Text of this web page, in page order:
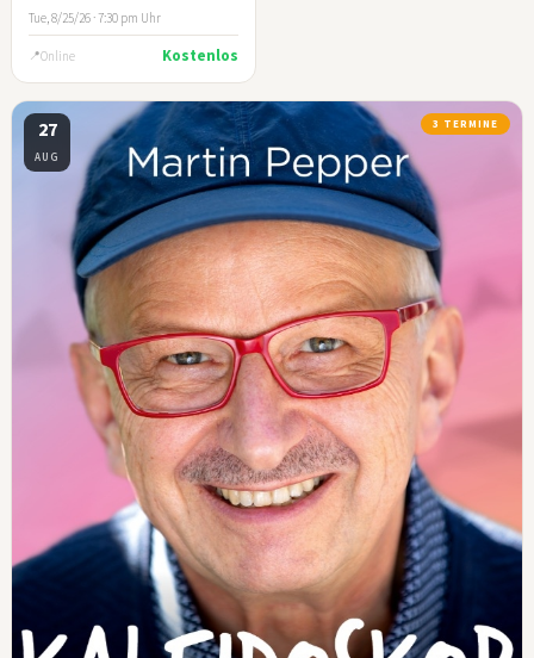
Tue, 8/25/26 · 7:30 pm Uhr
Online Kostenlos
27
AUG
3 TERMINE